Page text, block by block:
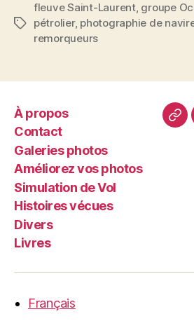
Étiquettes
fleuve Saint-Laurent, groupe
pétrolier, photographie de
remorqueurs
À propos
Contact
Galeries photos
Améliorez vos photos
Simulation de Vol
Histoires vécues
Divers
Livres
À
Français